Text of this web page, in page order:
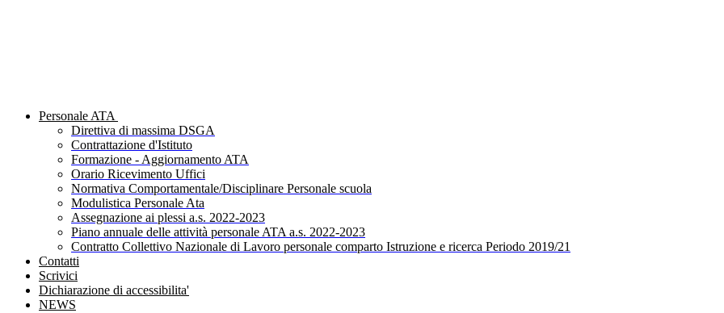
Personale ATA
Direttiva di massima DSGA
Contrattazione d'Istituto
Formazione - Aggiornamento ATA
Orario Ricevimento Uffici
Normativa Comportamentale/Disciplinare Personale scuola
Modulistica Personale Ata
Assegnazione ai plessi a.s. 2022-2023
Piano annuale delle attività personale ATA a.s. 2022-2023
Contratto Collettivo Nazionale di Lavoro personale comparto Istruzione e ricerca Periodo 2019/21
Contatti
Scrivici
Dichiarazione di accessibilita'
NEWS